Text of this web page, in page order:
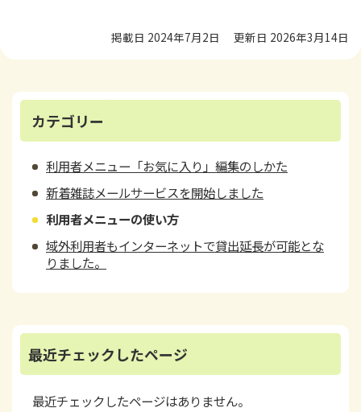
掲載日 2024年7月2日 更新日 2026年3月14日
カテゴリー
利用者メニュー「お気に入り」編集のしかた
新着雑誌メールサービスを開始しました
利用者メニューの使い方
域外利用者もインターネットで貸出延長が可能とな
りました。
最近チェックしたページ
最近チェックしたページはありません。